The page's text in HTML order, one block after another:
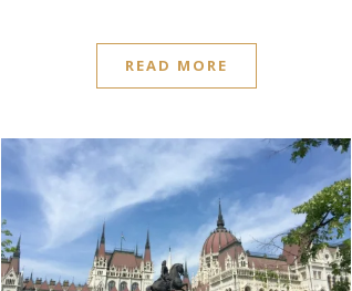
READ MORE